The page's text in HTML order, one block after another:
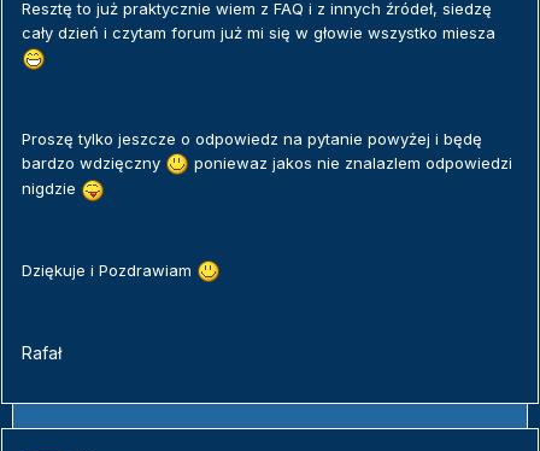
Resztę to już praktycznie wiem z FAQ i z innych źródeł, siedzę
cały dzień i czytam forum już mi się w głowie wszystko miesza
Proszę tylko jeszcze o odpowiedz na pytanie powyżej i będę
bardzo wdzięczny
poniewaz jakos nie znalazlem odpowiedzi
nigdzie
Dziękuje i Pozdrawiam
Rafał